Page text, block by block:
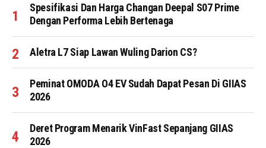
Spesifikasi Dan Harga Changan Deepal S07 Prime
Dengan Performa Lebih Bertenaga
Aletra L7 Siap Lawan Wuling Darion CS?
Peminat OMODA O4 EV Sudah Dapat Pesan Di GIIAS
2026
Deret Program Menarik VinFast Sepanjang GIIAS
2026